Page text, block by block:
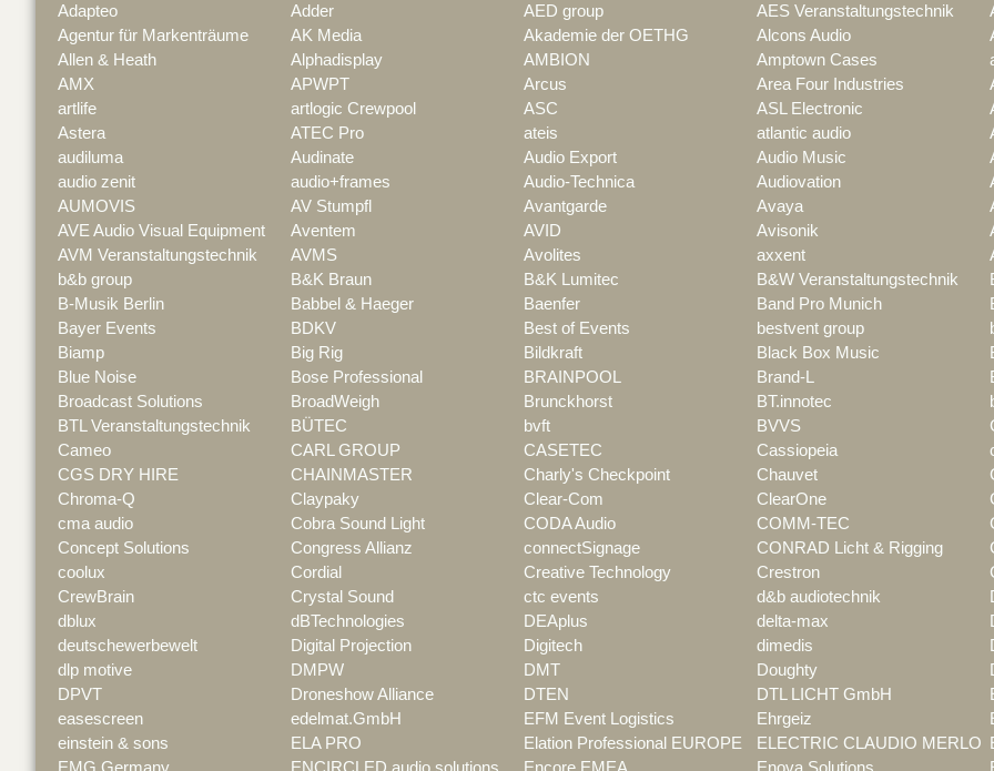
Adapteo
Adder AED group AES Veranstaltungstechnik
Agentur für Markenträume
AK Media Akademie der OETHG Alcons Audio
Allen & Heath
Alphadisplay AMBION Amptown Cases
AMX
APWPT Arcus Area Four Industries
artlife
artlogic Crewpool ASC ASL Electronic
Astera
ATEC Pro ateis atlantic audio
audiluma
Audinate Audio Export Audio Music
audio zenit
audio+frames Audio-Technica Audiovation
AUMOVIS
AV Stumpfl Avantgarde Avaya
AVE Audio Visual Equipment
Aventem AVID Avisonik
AVM Veranstaltungstechnik
AVMS Avolites axxent
b&b group
B&K Braun B&K Lumitec B&W Veranstaltungstechnik
B-Musik Berlin
Babbel & Haeger Baenfer Band Pro Munich
Bayer Events
BDKV Best of Events bestvent group
Biamp
Big Rig Bildkraft Black Box Music
Blue Noise
Bose Professional BRAINPOOL Brand-L
Broadcast Solutions
BroadWeigh Brunckhorst BT.innotec
BTL Veranstaltungstechnik
BÜTEC bvft BVVS
Cameo
CARL GROUP CASETEC Cassiopeia
CGS DRY HIRE
CHAINMASTER Charly's Checkpoint Chauvet
Chroma-Q
Claypaky Clear-Com ClearOne
cma audio
Cobra Sound Light CODA Audio COMM-TEC
Concept Solutions
Congress Allianz connectSignage CONRAD Licht & Rigging
coolux
Cordial Creative Technology Crestron
CrewBrain
Crystal Sound ctc events d&b audiotechnik
dblux
dBTechnologies DEAplus delta-max
deutschewerbewelt
Digital Projection Digitech dimedis
dlp motive
DMPW DMT Doughty
DPVT
Droneshow Alliance DTEN DTL LICHT GmbH
easescreen
edelmat.GmbH EFM Event Logistics Ehrgeiz
einstein & sons
ELA PRO Elation Professional EUROPE ELECTRIC CLAUDIO MERLO
EMG Germany
ENCIRCLED audio.solutions Encore EMEA Enova Solutions